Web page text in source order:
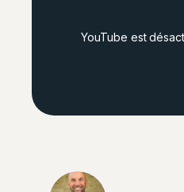
YouTube est